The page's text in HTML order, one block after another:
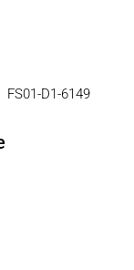
FS01-D1-6149